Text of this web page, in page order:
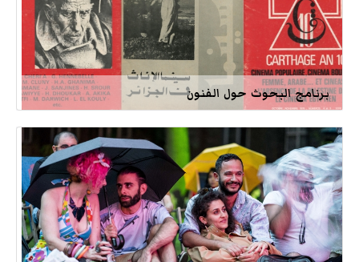
برنامج البحوث حول الفنون